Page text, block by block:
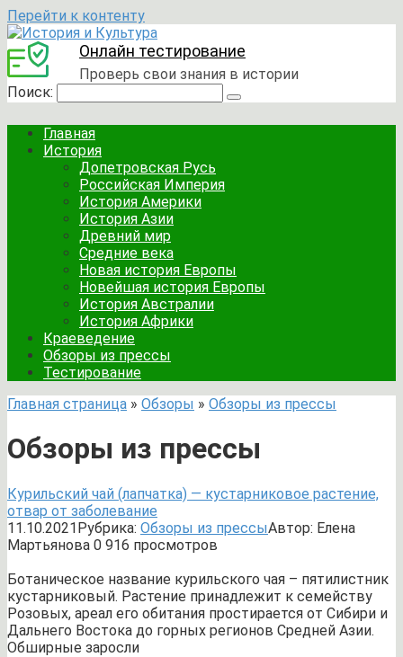
Перейти к контенту
Онлайн тестирование
Проверь свои знания в истории
Поиск:
Главная
История
Допетровская Русь
Российская Империя
История Америки
История Азии
Древний мир
Средние века
Новая история Европы
Новейшая история Европы
История Австралии
История Африки
Краеведение
Обзоры из прессы
Тестирование
Главная страница » Обзоры » Обзоры из прессы
Обзоры из прессы
Курильский чай (лапчатка) — кустарниковое растение,
отвар от заболевание
11.10.2021Рубрика: Обзоры из прессыАвтор: Елена
Мартьянова 0 916 просмотров
Ботаническое название курильского чая – пятилистник
кустарниковый. Растение принадлежит к семейству
Розовых, ареал его обитания простирается от Сибири и
Дальнего Востока до горных регионов Средней Азии.
Обширные заросли